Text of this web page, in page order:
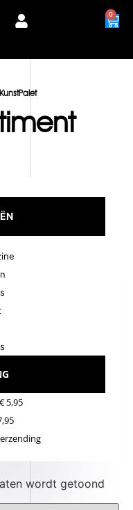
0
KunstPalet
5,95
wordt getoond